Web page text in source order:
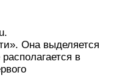
Она выделяется
в